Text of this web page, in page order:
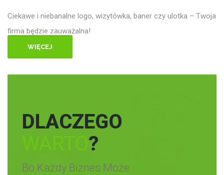
Ciekawe i niebanalne logo, wizytówka, baner czy ulotka – Twoja
firma będzie zauważalna!
WIĘCEJ
DLACZEGO
WARTO?
Bo Każdy Biznes Może